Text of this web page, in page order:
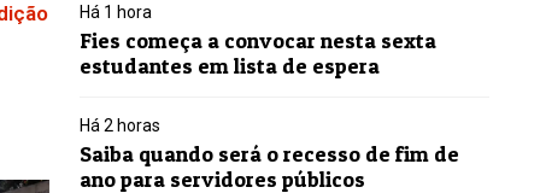
Há 1 hora
Fies começa a convocar nesta sexta
estudantes em lista de espera
Há 2 horas
Saiba quando será o recesso de fim de
ano para servidores públicos